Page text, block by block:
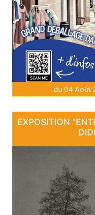
du 04 Août